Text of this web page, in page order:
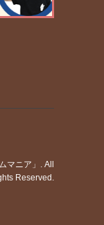
マニア」 . All
Reserved.